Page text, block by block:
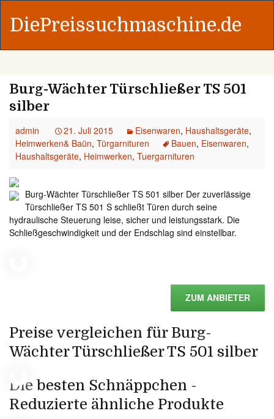
DiePreissuchmaschine.de
Burg-Wächter Türschließer TS 501
silber
admin 21. Juli 2015 Eisenwaren, Haushaltsgeräte,
Heimwerken& Baün, Türgarnituren Bauen, Eisenwaren,
Haushaltsgeräte, Heimwerken, Tuergarnituren
Burg-Wächter Türschließer TS 501 silber Der zuverlässige
Türschließer TS 501 S schließt Türen durch seine
hydraulische Steuerung leise, sicher und leistungsstark. Die
Schließgeschwindigkeit und der Endschlag sind einstellbar.
ZUM ANBIETER
Preise vergleichen für Burg-
Wächter Türschließer TS 501 silber
Die besten Schnäppchen -
Reduzierte ähnliche Produkte